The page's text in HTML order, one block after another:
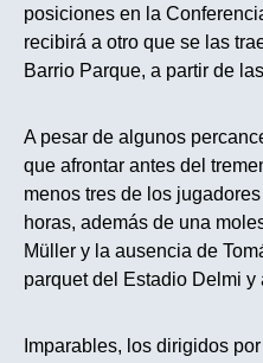
posiciones en la
recibirá a otro que se las
Barrio Parque, a partir de
A pesar de algunos
que afrontar antes del
menos tres de los
horas, además de una
Müller y la ausencia de
parquet del Estadio Delmi
Imparables, los dirigidos